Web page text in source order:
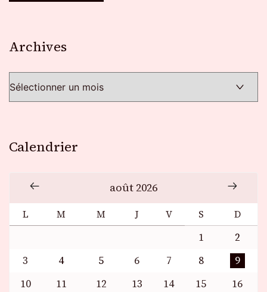
Archives
Calendrier
août 2026
L M M J V S D
1
2
3
4 5 6 7 8
9
10
11 12 13 14 15
16